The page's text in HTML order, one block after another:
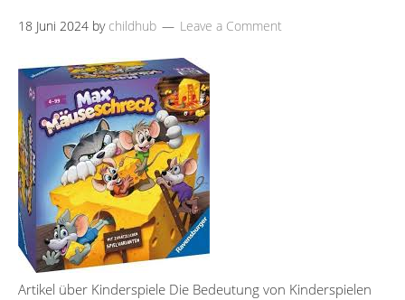
18 Juni 2024 by childhub Leave a Comment
Artikel über Kinderspiele Die Bedeutung von Kinderspielen